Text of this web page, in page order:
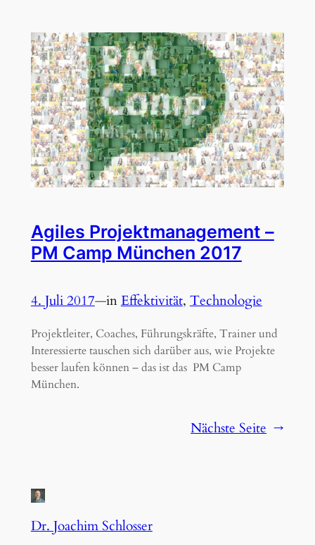
Agiles Projektmanagement –
PM Camp München 2017
4. Juli 2017—inEffektivität, Technologie
Projektleiter, Coaches, Führungskräfte, Trainer und
Interessierte tauschen sich darüber aus, wie Projekte
besser laufen können – das ist das PM Camp
München.
Nächste Seite →
Dr. Joachim Schlosser